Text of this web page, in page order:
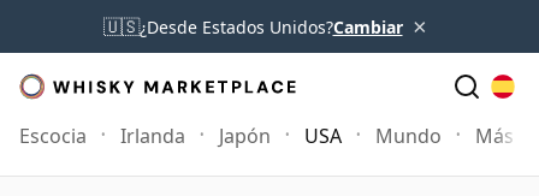
🇺🇸¿Desde Estados Unidos?Cambiar ×
Escocia Irlanda Japón USA Mundo Más